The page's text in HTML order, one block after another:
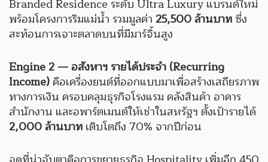
Branded Residence ระดับ Ultra Luxury แบรนด์ใหม่
พร้อมโครงการริมแม่น้ำ รวมมูลค่า 25,500 ล้านบาท ซึ่ง
สะท้อนการเจาะตลาดบนที่มีมาร์จิ้นสูง
Engine 2 — อสังหาฯ รายได้ประจำ (Recurring
Income) คือเครื่องยนต์ที่ออกแบบมาเพื่อสร้างเสถียรภาพ
ทางการเงิน ครอบคลุมธุรกิจโรงแรม คลังสินค้า อาคาร
สำนักงาน และอพาร์ตเมนต์ให้เช่าในสหรัฐฯ ตั้งเป้ารายได้
2,000 ล้านบาท เติบโตถึง 70% จากปีก่อน